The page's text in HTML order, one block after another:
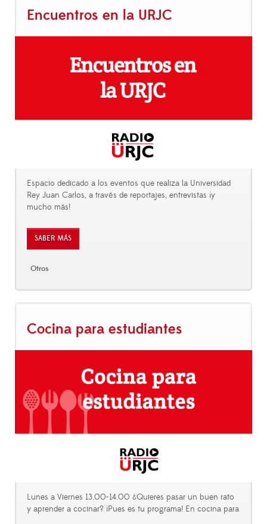
Encuentros en la URJC
Espacio dedicado a los eventos que realiza la Universidad
Rey Juan Carlos, a través de reportajes, entrevistas ¡y
mucho más!
SABER MÁS
Otros
Cocina para estudiantes
Lunes a Viernes 13.00-14.00 ¿Quieres pasar un buen rato
y aprender a cocinar? ¡Pues es tu programa! En cocina para